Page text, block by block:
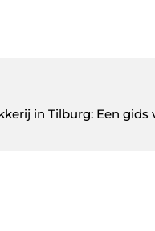
in Tilburg: Een